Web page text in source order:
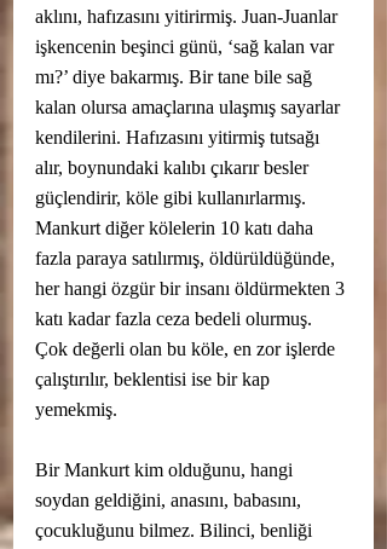
aklını, hafızasını yitirirmiş. Juan-Juanlar
işkencenin beşinci günü, ‘sağ kalan var
mı?’ diye bakarmış. Bir tane bile sağ
kalan olursa amaçlarına ulaşmış sayarlar
kendilerini. Hafızasını yitirmiş tutsağı
alır, boynundaki kalıbı çıkarır besler
güçlendirir, köle gibi kullanırlarmış.
Mankurt diğer kölelerin 10 katı daha
fazla paraya satılırmış, öldürüldüğünde,
her hangi özgür bir insanı öldürmekten 3
katı kadar fazla ceza bedeli olurmuş.
Çok değerli olan bu köle, en zor işlerde
çalıştırılır, beklentisi ise bir kap
yemekmiş.
Bir Mankurt kim olduğunu, hangi
soydan geldiğini, anasını, babasını,
çocukluğunu bilmez. Bilinci, benliği